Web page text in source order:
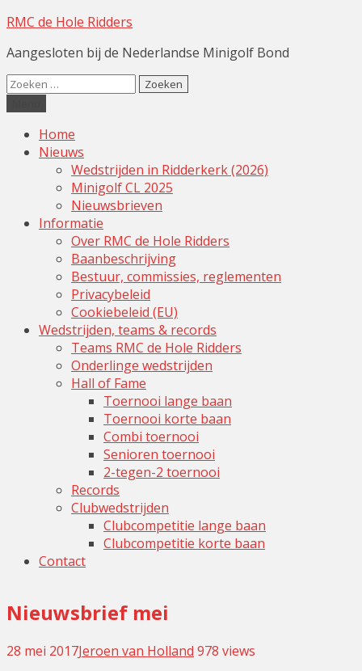
RMC de Hole Ridders
Aangesloten bij de Nederlandse Minigolf Bond
Zoeken
naar:
Home
Nieuws
Wedstrijden in Ridderkerk (2026)
Minigolf CL 2025
Nieuwsbrieven
Informatie
Over RMC de Hole Ridders
Baanbeschrijving
Bestuur, commissies, reglementen
Privacybeleid
Cookiebeleid (EU)
Wedstrijden, teams & records
Teams RMC de Hole Ridders
Onderlinge wedstrijden
Hall of Fame
Toernooi lange baan
Toernooi korte baan
Combi toernooi
Senioren toernooi
2-tegen-2 toernooi
Records
Clubwedstrijden
Clubcompetitie lange baan
Clubcompetitie korte baan
Contact
Nieuwsbrief mei
28 mei 2017Jeroen van Holland Leave
978 views